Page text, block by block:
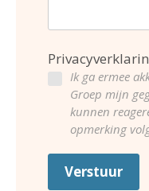
Ik ga ermee
Groep mijn
kunnen
opmerking
Verstuur